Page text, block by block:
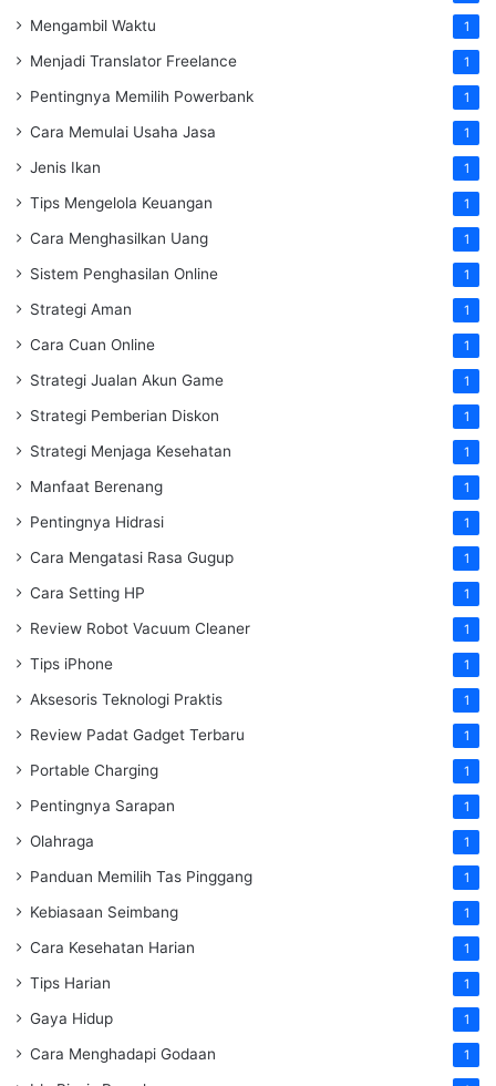
Mengambil Waktu 1
Menjadi Translator Freelance 1
Pentingnya Memilih Powerbank 1
Cara Memulai Usaha Jasa 1
Jenis Ikan 1
Tips Mengelola Keuangan 1
Cara Menghasilkan Uang 1
Sistem Penghasilan Online 1
Strategi Aman 1
Cara Cuan Online 1
Strategi Jualan Akun Game 1
Strategi Pemberian Diskon 1
Strategi Menjaga Kesehatan 1
Manfaat Berenang 1
Pentingnya Hidrasi 1
Cara Mengatasi Rasa Gugup 1
Cara Setting HP 1
Review Robot Vacuum Cleaner 1
Tips iPhone 1
Aksesoris Teknologi Praktis 1
Review Padat Gadget Terbaru 1
Portable Charging 1
Pentingnya Sarapan 1
Olahraga 1
Panduan Memilih Tas Pinggang 1
Kebiasaan Seimbang 1
Cara Kesehatan Harian 1
Tips Harian 1
Gaya Hidup 1
Cara Menghadapi Godaan 1